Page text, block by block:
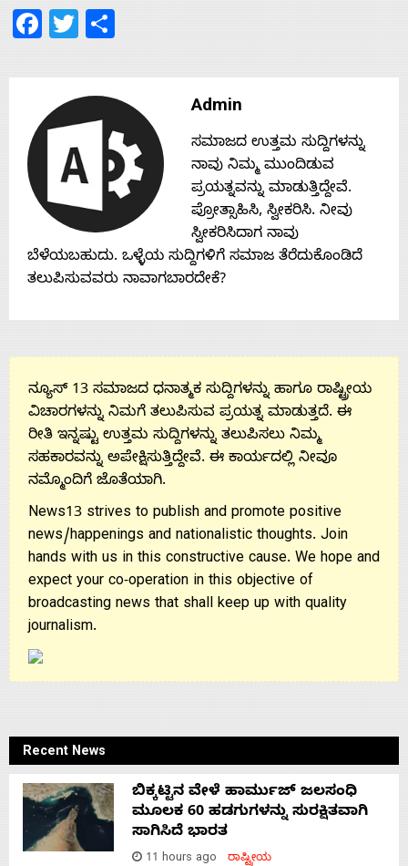
s
Contact
Us
Facebook
Twitter
Admin
ಸಮಾಜದ ಉತ್ತಮ ಸುದ್ದಿಗಳನ್ನು
ನಾವು ನಿಮ್ಮ ಮುಂದಿಡುವ
ಪ್ರಯತ್ನವನ್ನು ಮಾಡುತ್ತಿದ್ದೇವೆ.
ಪ್ರೋತ್ಸಾಹಿಸಿ, ಸ್ವೀಕರಿಸಿ. ನೀವು
ಸ್ವೀಕರಿಸಿದಾಗ ನಾವು
ಬೆಳೆಯಬಹುದು. ಒಳ್ಳೆಯ ಸುದ್ದಿಗಳಿಗೆ ಸಮಾಜ ತೆರೆದುಕೊಂಡಿದೆ
ತಲುಪಿಸುವವರು ನಾವಾಗಬಾರದೇಕೆ?
ನ್ಯೂಸ್ 13 ಸಮಾಜದ ಧನಾತ್ಮಕ ಸುದ್ದಿಗಳನ್ನು ಹಾಗೂ ರಾಷ್ಟ್ರೀಯ
ವಿಚಾರಗಳನ್ನು ನಿಮಗೆ ತಲುಪಿಸುವ ಪ್ರಯತ್ನ ಮಾಡುತ್ತದೆ. ಈ
ರೀತಿ ಇನ್ನಷ್ಟು ಉತ್ತಮ ಸುದ್ದಿಗಳನ್ನು ತಲುಪಿಸಲು ನಿಮ್ಮ
ಸಹಕಾರವನ್ನು ಅಪೇಕ್ಷಿಸುತ್ತಿದ್ದೇವೆ. ಈ ಕಾರ್ಯದಲ್ಲಿ ನೀವೂ
ನಮ್ಮೊಂದಿಗೆ ಜೊತೆಯಾಗಿ.
News13 strives to publish and promote positive
news/happenings and nationalistic thoughts. Join
hands with us in this constructive cause. We hope and
expect your co-operation in this objective of
broadcasting news that shall keep up with quality
journalism.
Recent News
ಬಿಕ್ಕಟ್ಟಿನ ವೇಳೆ ಹಾರ್ಮುಜ್ ಜಲಸಂಧಿ
ಮೂಲಕ 60 ಹಡಗುಗಳನ್ನು ಸುರಕ್ಷಿತವಾಗಿ
ಸಾಗಿಸಿದೆ ಭಾರತ
11 hours ago ರಾಷ್ಟ್ರೀಯ